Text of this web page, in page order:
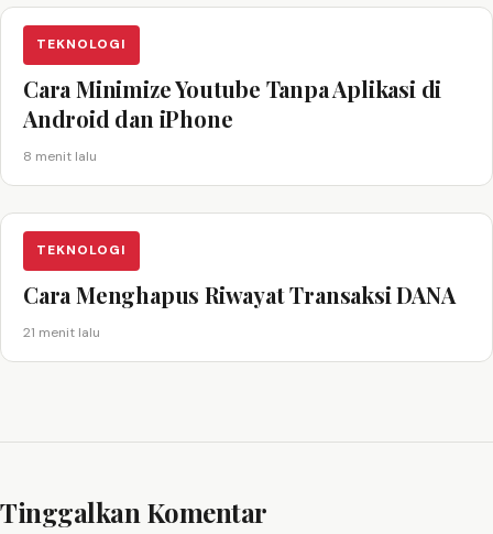
TEKNOLOGI
Cara Minimize Youtube Tanpa Aplikasi di
Android dan iPhone
8 menit lalu
TEKNOLOGI
Cara Menghapus Riwayat Transaksi DANA
21 menit lalu
Tinggalkan Komentar